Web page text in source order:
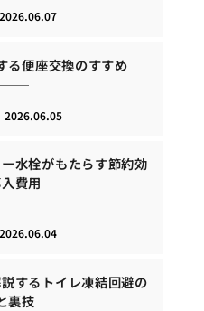
2026.06.07
る便座交換のすすめ
2026.06.05
水栓がもたらす節約効
費用
2026.06.04
するトイレ凍結回避の
裏技